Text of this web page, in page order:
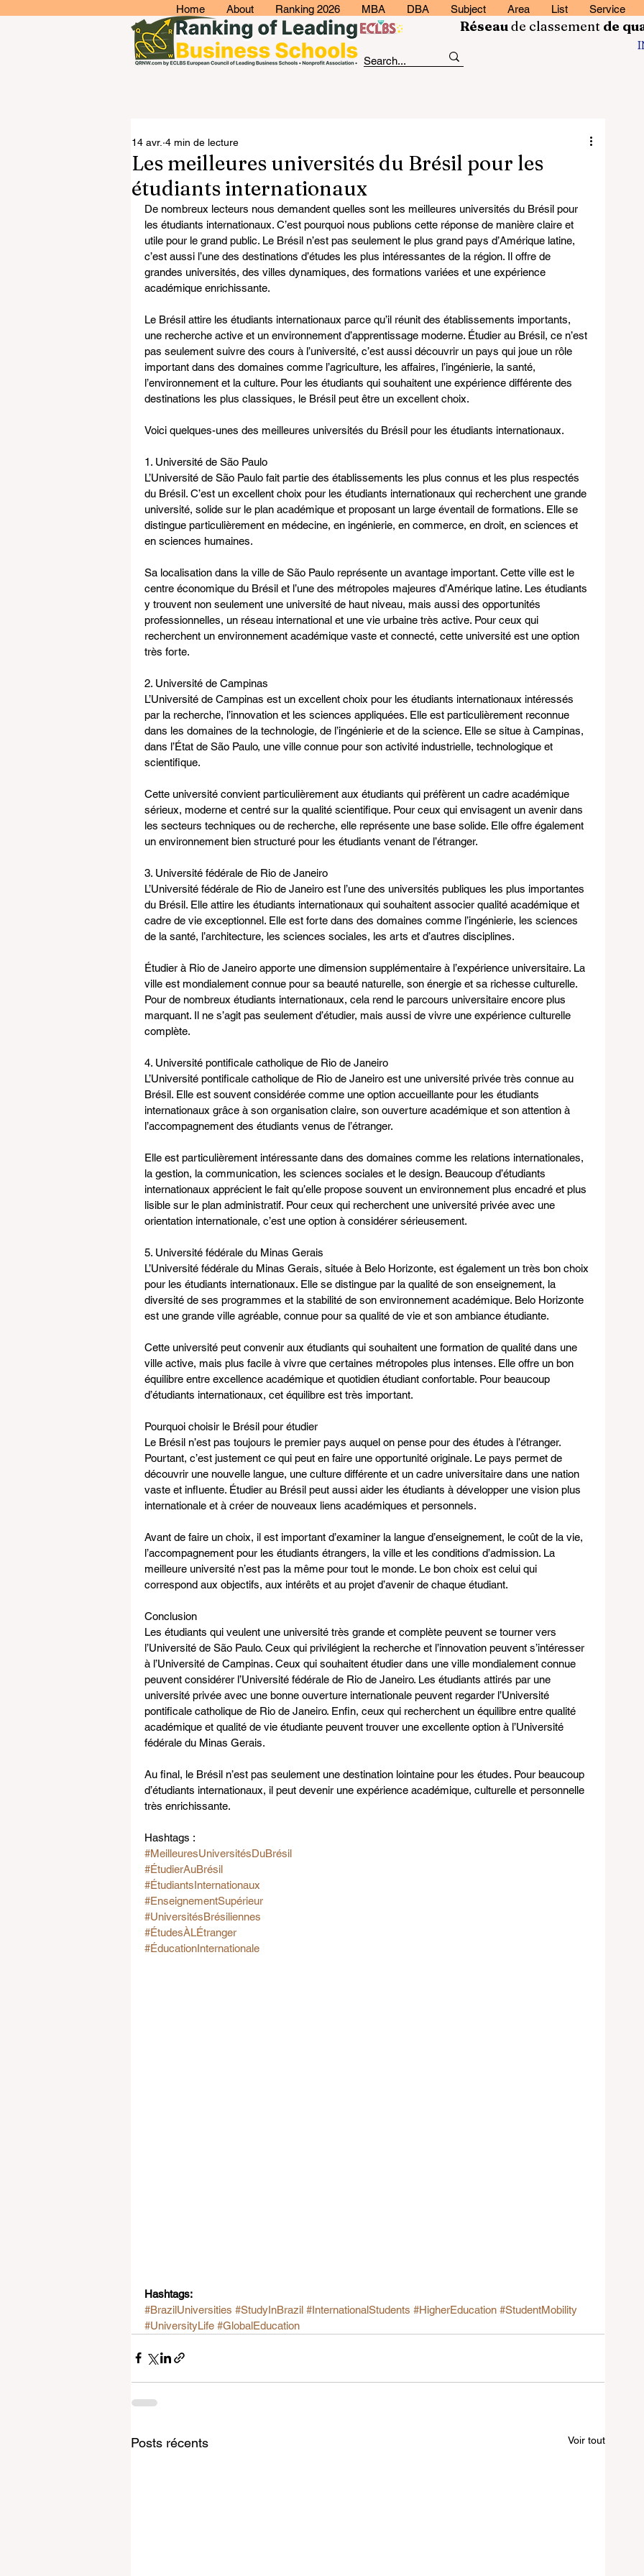
Home About Ranking 2026 MBA DBA Subject Area List Service
Réseaude classement de
Les meilleures universités du Brésil pour les
étudiants internationaux
14 avr. 4 min de lecture
De nombreux lecteurs nous demandent quelles sont les meilleures universités du Brésil pour
les étudiants internationaux. C’est pourquoi nous publions cette réponse de manière claire et
utile pour le grand public. Le Brésil n’est pas seulement le plus grand pays d’Amérique latine,
c’est aussi l’une des destinations d’études les plus intéressantes de la région. Il offre de
grandes universités, des villes dynamiques, des formations variées et une expérience
académique enrichissante.
Le Brésil attire les étudiants internationaux parce qu’il réunit des établissements importants,
une recherche active et un environnement d’apprentissage moderne. Étudier au Brésil, ce n’est
pas seulement suivre des cours à l’université, c’est aussi découvrir un pays qui joue un rôle
important dans des domaines comme l’agriculture, les affaires, l’ingénierie, la santé,
l’environnement et la culture. Pour les étudiants qui souhaitent une expérience différente des
destinations les plus classiques, le Brésil peut être un excellent choix.
Voici quelques-unes des meilleures universités du Brésil pour les étudiants internationaux.
1. Université de São Paulo
L’Université de São Paulo fait partie des établissements les plus connus et les plus respectés
du Brésil. C’est un excellent choix pour les étudiants internationaux qui recherchent une grande
université, solide sur le plan académique et proposant un large éventail de formations. Elle se
distingue particulièrement en médecine, en ingénierie, en commerce, en droit, en sciences et
en sciences humaines.
Sa localisation dans la ville de São Paulo représente un avantage important. Cette ville est le
centre économique du Brésil et l’une des métropoles majeures d’Amérique latine. Les étudiants
y trouvent non seulement une université de haut niveau, mais aussi des opportunités
professionnelles, un réseau international et une vie urbaine très active. Pour ceux qui
recherchent un environnement académique vaste et connecté, cette université est une option
très forte.
2. Université de Campinas
L’Université de Campinas est un excellent choix pour les étudiants internationaux intéressés
par la recherche, l’innovation et les sciences appliquées. Elle est particulièrement reconnue
dans les domaines de la technologie, de l’ingénierie et de la science. Elle se situe à Campinas,
dans l’État de São Paulo, une ville connue pour son activité industrielle, technologique et
scientifique.
Cette université convient particulièrement aux étudiants qui préfèrent un cadre académique
sérieux, moderne et centré sur la qualité scientifique. Pour ceux qui envisagent un avenir dans
les secteurs techniques ou de recherche, elle représente une base solide. Elle offre également
un environnement bien structuré pour les étudiants venant de l’étranger.
3. Université fédérale de Rio de Janeiro
L’Université fédérale de Rio de Janeiro est l’une des universités publiques les plus importantes
du Brésil. Elle attire les étudiants internationaux qui souhaitent associer qualité académique et
cadre de vie exceptionnel. Elle est forte dans des domaines comme l’ingénierie, les sciences
de la santé, l’architecture, les sciences sociales, les arts et d’autres disciplines.
Étudier à Rio de Janeiro apporte une dimension supplémentaire à l’expérience universitaire. La
ville est mondialement connue pour sa beauté naturelle, son énergie et sa richesse culturelle.
Pour de nombreux étudiants internationaux, cela rend le parcours universitaire encore plus
marquant. Il ne s’agit pas seulement d’étudier, mais aussi de vivre une expérience culturelle
complète.
4. Université pontificale catholique de Rio de Janeiro
L’Université pontificale catholique de Rio de Janeiro est une université privée très connue au
Brésil. Elle est souvent considérée comme une option accueillante pour les étudiants
internationaux grâce à son organisation claire, son ouverture académique et son attention à
l’accompagnement des étudiants venus de l’étranger.
Elle est particulièrement intéressante dans des domaines comme les relations internationales,
la gestion, la communication, les sciences sociales et le design. Beaucoup d’étudiants
internationaux apprécient le fait qu’elle propose souvent un environnement plus encadré et plus
lisible sur le plan administratif. Pour ceux qui recherchent une université privée avec une
orientation internationale, c’est une option à considérer sérieusement.
5. Université fédérale du Minas Gerais
L’Université fédérale du Minas Gerais, située à Belo Horizonte, est également un très bon choix
pour les étudiants internationaux. Elle se distingue par la qualité de son enseignement, la
diversité de ses programmes et la stabilité de son environnement académique. Belo Horizonte
est une grande ville agréable, connue pour sa qualité de vie et son ambiance étudiante.
Cette université peut convenir aux étudiants qui souhaitent une formation de qualité dans une
ville active, mais plus facile à vivre que certaines métropoles plus intenses. Elle offre un bon
équilibre entre excellence académique et quotidien étudiant confortable. Pour beaucoup
d’étudiants internationaux, cet équilibre est très important.
Pourquoi choisir le Brésil pour étudier
Le Brésil n’est pas toujours le premier pays auquel on pense pour des études à l’étranger.
Pourtant, c’est justement ce qui peut en faire une opportunité originale. Le pays permet de
découvrir une nouvelle langue, une culture différente et un cadre universitaire dans une nation
vaste et influente. Étudier au Brésil peut aussi aider les étudiants à développer une vision plus
internationale et à créer de nouveaux liens académiques et personnels.
Avant de faire un choix, il est important d’examiner la langue d’enseignement, le coût de la vie,
l’accompagnement pour les étudiants étrangers, la ville et les conditions d’admission. La
meilleure université n’est pas la même pour tout le monde. Le bon choix est celui qui
correspond aux objectifs, aux intérêts et au projet d’avenir de chaque étudiant.
Conclusion
Les étudiants qui veulent une université très grande et complète peuvent se tourner vers
l’Université de São Paulo. Ceux qui privilégient la recherche et l’innovation peuvent s’intéresser
à l’Université de Campinas. Ceux qui souhaitent étudier dans une ville mondialement connue
peuvent considérer l’Université fédérale de Rio de Janeiro. Les étudiants attirés par une
université privée avec une bonne ouverture internationale peuvent regarder l’Université
pontificale catholique de Rio de Janeiro. Enfin, ceux qui recherchent un équilibre entre qualité
académique et qualité de vie étudiante peuvent trouver une excellente option à l’Université
fédérale du Minas Gerais.
Au final, le Brésil n’est pas seulement une destination lointaine pour les études. Pour beaucoup
d’étudiants internationaux, il peut devenir une expérience académique, culturelle et personnelle
très enrichissante.
Hashtags :
#MeilleuresUniversitésDuBrésil
#ÉtudierAuBrésil
#ÉtudiantsInternationaux
#EnseignementSupérieur
#UniversitésBrésiliennes
#ÉtudesÀLÉtranger
#ÉducationInternationale
Hashtags:
#BrazilUniversities #StudyInBrazil #InternationalStudents #HigherEducation #StudentMobility
#UniversityLife #GlobalEducation
Posts récents Voir tout